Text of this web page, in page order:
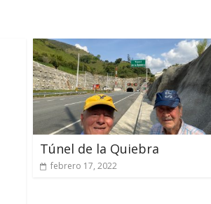
Túnel de la Quiebra
febrero 17, 2022